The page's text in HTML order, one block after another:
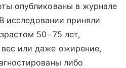
опубликованы в журнале
исследовании приняли
50−75 лет,
или даже ожирение,
либо